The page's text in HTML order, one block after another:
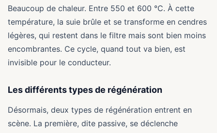
Beaucoup de chaleur. Entre 550 et 600 °C. À cette
température, la suie brûle et se transforme en cendres
légères, qui restent dans le filtre mais sont bien moins
encombrantes. Ce cycle, quand tout va bien, est
invisible pour le conducteur.
Les différents types de régénération
Désormais, deux types de régénération entrent en
scène. La première, dite passive, se déclenche